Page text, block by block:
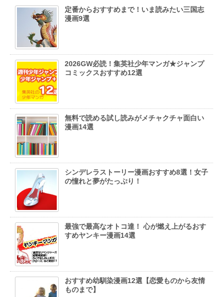
定番からおすすめまで！いま読みたい三国志
漫画9選
2026GW必読！集英社少年マンガ★ジャンプ
コミックスおすすめ12選
無料で読める試し読みがメチャクチャ面白い
漫画14選
シンデレラストーリー漫画おすすめ8選！女子
の憧れと夢がたっぷり！
最強で最高なオトコ達！ 心が燃え上がるおす
すめヤンキー漫画14選
おすすめ幼馴染漫画12選【恋愛ものから友情
ものまで】